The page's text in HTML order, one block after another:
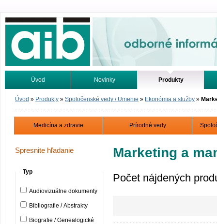
Odborné informácie. Online.
Úvod Novinky Produkty
Vyhľadávanie Tutoriály
Úvod » Produkty » Spoločenské vedy / Umenie » Ekonómia a služby »
Medicína a zdravie Prírodné vedy
Spresnite hľadanie
Typ
Audiovizuálne dokumenty
Bibliografie / Abstrakty
Biografie / Genealogické
Marketing a
Počet nájdených